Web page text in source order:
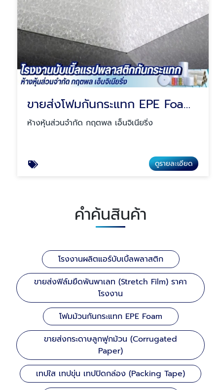
ขายส่งโฟมกันกระแทก EPE Foam ราคาส่ง
ห้างหุ้นส่วนจำกัด กฤตพล เอ็นจิเนียริ่ง
ดูรายละเอียด
คำค้นสินค้า
โรงงานผลิตแอร์บับเบิ้ลพลาสติก
ขายส่งฟิล์มยืดพันพาเลท (Stretch Film) ราคา
โรงงาน
โฟมม้วนกันกระแทก EPE Foam
ขายส่งกระดาษลูกฟูกม้วน (Corrugated
Paper)
เทปใส เทปขุ่น เทปปิดกล่อง (Packing Tape)